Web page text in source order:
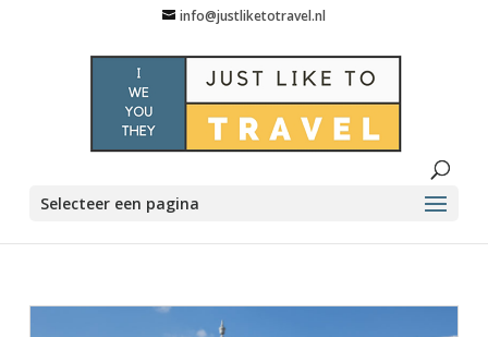
info@justliketotravel.nl
Selecteer een pagina